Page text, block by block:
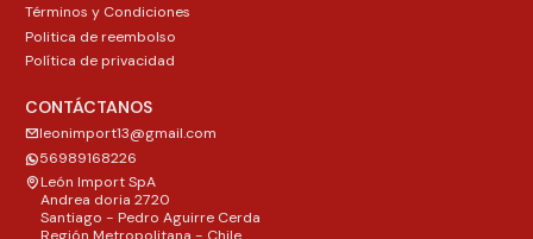
Términos y Condiciones
Politica de reembolso
Política de privacidad
CONTÁCTANOS
leonimport13@gmail.com
56989168226
León Import SpA
Andrea doria 2720
Santiago - Pedro Aguirre Cerda